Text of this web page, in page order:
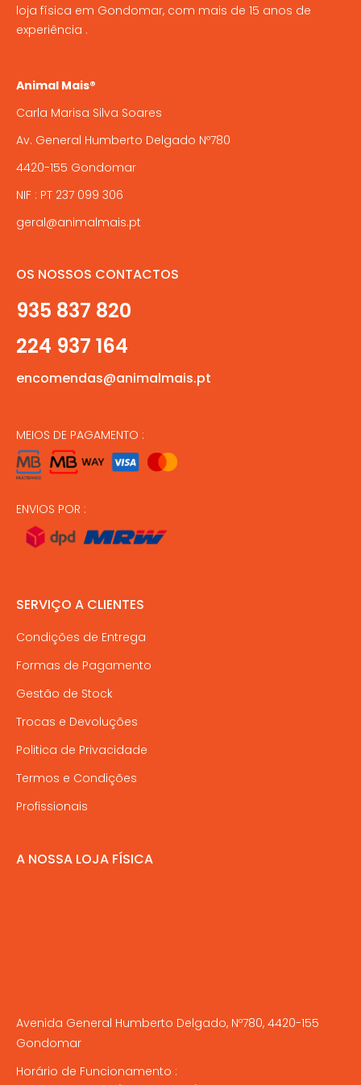
loja física em Gondomar, com mais de 15 anos de
experiência .
Animal Mais®
Carla Marisa Silva Soares
Av. General Humberto Delgado Nº780
4420-155 Gondomar
NIF : PT 237 099 306
geral@animalmais.pt
OS NOSSOS CONTACTOS
935 837 820
224 937 164
encomendas@animalmais.pt
MEIOS DE PAGAMENTO :
ENVIOS POR :
SERVIÇO A CLIENTES
Condições de Entrega
Formas de Pagamento
Gestão de Stock
Trocas e Devoluções
Politica de Privacidade
Termos e Condições
Profissionais
A NOSSA LOJA FÍSICA
Avenida General Humberto Delgado, Nº780, 4420-155
Gondomar
Horário de Funcionamento :